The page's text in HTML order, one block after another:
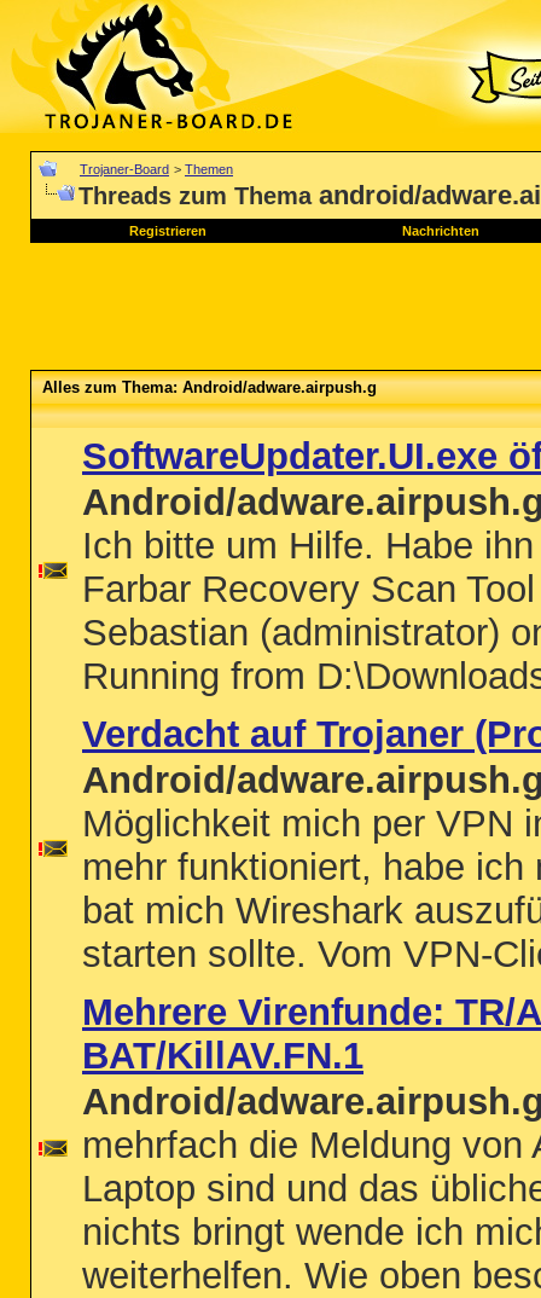
Trojaner-Board > Themen
Threads zum Thema android/
Registrieren Nachrichten
Alles zum Thema: Android/adware.airpush.g
SoftwareUpdater.UI.exe
Android/
Ich bitte um Hilfe. Habe
Farbar Recovery Scan
Sebastian (administrator)
Running from
Verdacht auf Trojaner
Android/
Möglichkeit mich per VPN
mehr funktioniert, habe
bat mich Wireshark
starten sollte. Vom VPN-
Mehrere Virenfunde: TR/
BAT/KillAV.FN.1
Android/
mehrfach die Meldung
Laptop sind und das
nichts bringt wende ich
weiterhelfen. Wie oben